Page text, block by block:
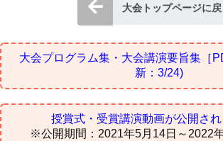
大会トップページに戻
大会プログラム集・大会講演要旨集［
新：3/24)
授賞式・受賞講演動画が公開され
※公開期間：2021年5月14日～2022